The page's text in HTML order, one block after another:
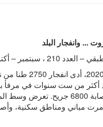
... وانفجار البلد
– العدد 210 ، سبتمبر – أكتوبر 2020
في 4 آب / أغسطس 2020، أدى
أكثر من ست سنوات في مرفأ
مقتل 191 شخص وإصابة 6800 جريح.